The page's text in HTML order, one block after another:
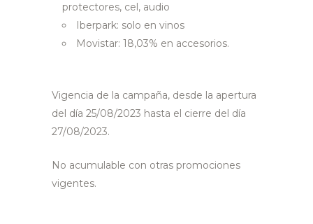
protectores, cel, audio
Iberpark: solo en vinos
Movistar: 18,03% en accesorios.
Vigencia de la campaña, desde la apertura
del día 25/08/2023 hasta el cierre del día
27/08/2023.
No acumulable con otras promociones
vigentes.